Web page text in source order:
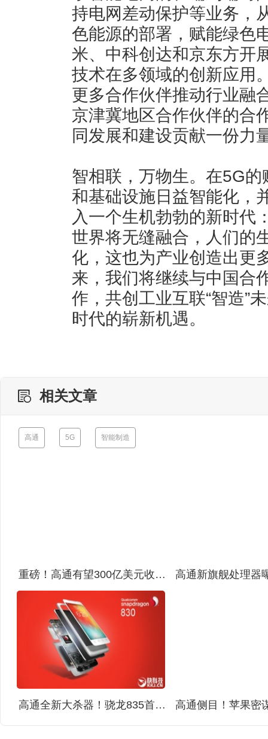
持电网差动保护等业务，
色能源的部署，赋能绿色
米、中科创达和京东方开
技术在多领域的创新应用
更多合作伙伴推动行业融
京津冀地区合作伙伴的合
同发展和建设贡献一份力
智相联，万物生。在5G
和基础设施日益智能化，
入一个生机勃勃的新时代
世界将无缝融合，人们的
化，这也为产业创造出更
来，我们将继续与中国合
作，共创工业互联“智造”
时代的崭新机遇。
相关文章
高通 5G 智能制造
重磅！高通有望300亿美元收购全球第十芯片厂NXP
高通全新大杀器！骁龙835首次现身